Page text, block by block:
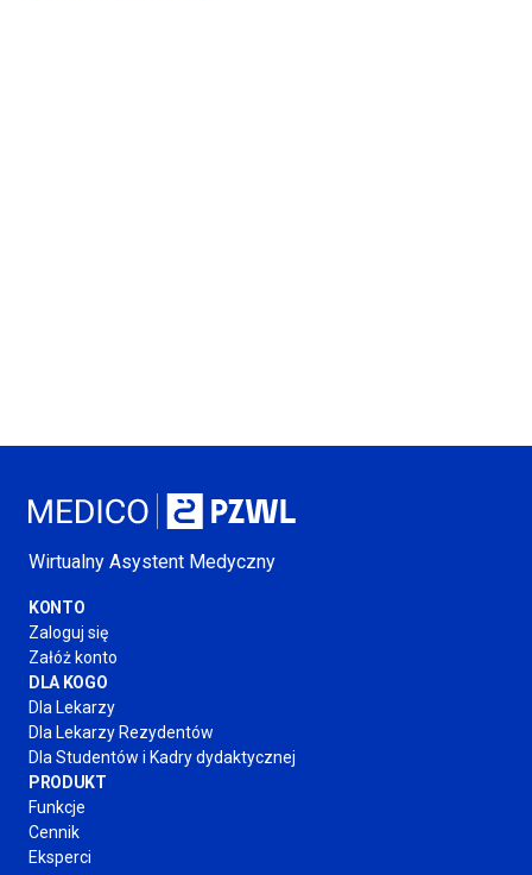
Wirtualny Asystent Medyczny
KONTO
Zaloguj się
Załóż konto
DLA KOGO
Dla Lekarzy
Dla Lekarzy Rezydentów
Dla Studentów i Kadrydydaktycznej
PRODUKT
Funkcje
Cennik
Eksperci